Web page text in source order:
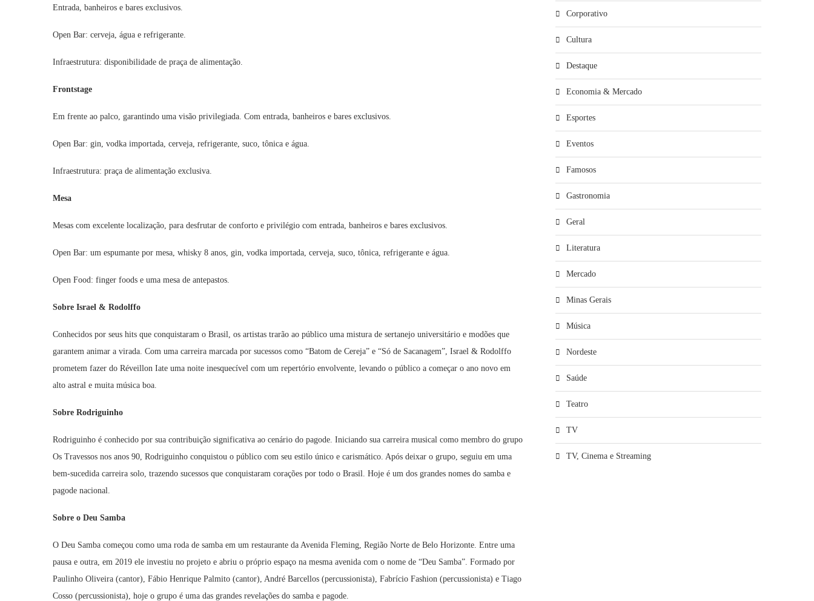
Entrada, banheiros e bares exclusivos.
Open Bar: cerveja, água e refrigerante.
Infraestrutura: disponibilidade de praça de alimentação.
Frontstage
Em frente ao palco, garantindo uma visão privilegiada. Com entrada, banheiros e bares exclusivos.
Open Bar: gin, vodka importada, cerveja, refrigerante, suco, tônica e água.
Infraestrutura: praça de alimentação exclusiva.
Mesa
Mesas com excelente localização, para desfrutar de conforto e privilégio com entrada, banheiros e bares exclusivos.
Open Bar: um espumante por mesa, whisky 8 anos, gin, vodka importada, cerveja, suco, tônica, refrigerante e água.
Open Food: finger foods e uma mesa de antepastos.
Sobre Israel & Rodolffo
Conhecidos por seus hits que conquistaram o Brasil, os artistas trarão ao público uma mistura de sertanejo universitário e modões que
garantem animar a virada. Com uma carreira marcada por sucessos como “Batom de Cereja” e “Só de Sacanagem”, Israel & Rodolffo
prometem fazer do Réveillon Iate uma noite inesquecível com um repertório envolvente, levando o público a começar o ano novo em
alto astral e muita música boa.
Sobre Rodriguinho
Rodriguinho é conhecido por sua contribuição significativa ao cenário do pagode. Iniciando sua carreira musical como membro do grupo
Os Travessos nos anos 90, Rodriguinho conquistou o público com seu estilo único e carismático. Após deixar o grupo, seguiu em uma
bem-sucedida carreira solo, trazendo sucessos que conquistaram corações por todo o Brasil. Hoje é um dos grandes nomes do samba e
pagode nacional.
Sobre o Deu Samba
O Deu Samba começou como uma roda de samba em um restaurante da Avenida Fleming, Região Norte de Belo Horizonte. Entre uma
pausa e outra, em 2019 ele investiu no projeto e abriu o próprio espaço na mesma avenida com o nome de “Deu Samba”. Formado por
Paulinho Oliveira (cantor), Fábio Henrique Palmito (cantor), André Barcellos (percussionista), Fabrício Fashion (percussionista) e Tiago
Cosso (percussionista), hoje o grupo é uma das grandes revelações do samba e pagode.
Corporativo
Cultura
Destaque
Economia & Mercado
Esportes
Eventos
Famosos
Gastronomia
Geral
Literatura
Mercado
Minas Gerais
Música
Nordeste
Saúde
Teatro
TV
TV, Cinema e Streaming